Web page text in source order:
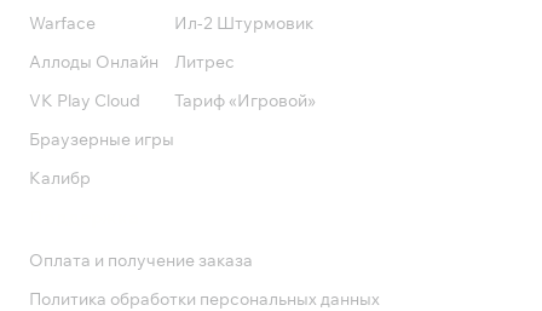
Warface
Аллоды Онлайн
VK Play Cloud
Браузерные игры
Калибр
Ил-2 Штурмовик
Литрес
Тариф «Игровой»
Оплата и получение заказа
Политика обработки персональных данных